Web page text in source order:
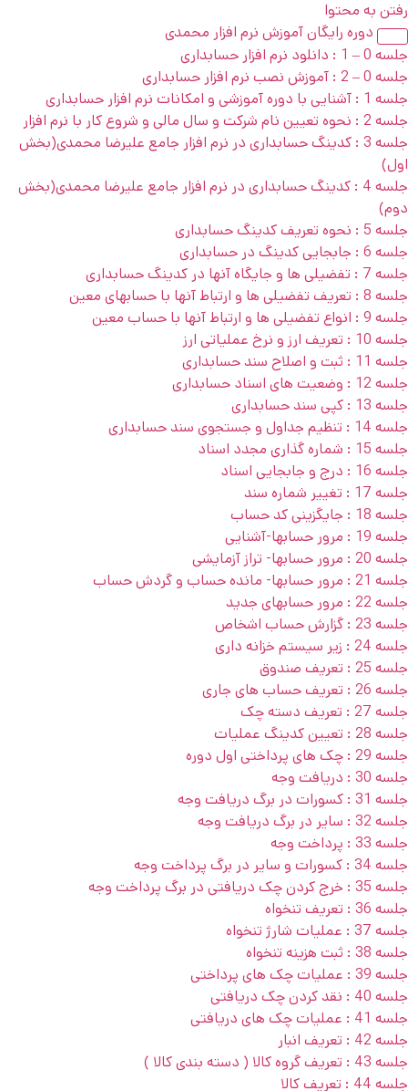
رفتن به محتوا
دوره رایگان آموزش نرم افزار محمدی
جلسه 0 – 1 : دانلود نرم افزار حسابداری
جلسه 0 – 2 : آموزش نصب نرم افزار حسابداری
جلسه 1 : آشنایی با دوره آموزشی و امکانات نرم افزار حسابداری
جلسه 2 : نحوه تعیین نام شرکت و سال مالی و شروع کار با نرم افزار
جلسه 3 : کدینگ حسابداری در نرم افزار جامع علیرضا محمدی(بخش
اول)
جلسه 4 : کدینگ حسابداری در نرم افزار جامع علیرضا محمدی(بخش
دوم)
جلسه 5 : نحوه تعریف کدینگ حسابداری
جلسه 6 : جابجایی کدینگ در حسابداری
جلسه 7 : تفضیلی ها و جایگاه آنها در کدینگ حسابداری
جلسه 8 : تعریف تفضیلی ها و ارتباط آنها با حسابهای معین
جلسه 9 : انواع تفضیلی ها و ارتباط آنها با حساب معین
جلسه 10 : تعریف ارز و نرخ عملیاتی ارز
جلسه 11 : ثبت و اصلاح سند حسابداری
جلسه 12 : وضعیت های اسناد حسابداری
جلسه 13 : کپی سند حسابداری
جلسه 14 : تنظیم جداول و جستجوی سند حسابداری
جلسه 15 : شماره گذاری مجدد اسناد
جلسه 16 : درج و جابجایی اسناد
جلسه 17 : تغییر شماره سند
جلسه 18 : جایگزینی کد حساب
جلسه 19 : مرور حسابها-آشنایی
جلسه 20 : مرور حسابها- تراز آزمایشی
جلسه 21 : مرور حسابها- مانده حساب و گردش حساب
جلسه 22 : مرور حسابهای جدید
جلسه 23 : گزارش حساب اشخاص
جلسه 24 : زیر سیستم خزانه داری
جلسه 25 : تعریف صندوق
جلسه 26 : تعریف حساب های جاری
جلسه 27 : تعریف دسته چک
جلسه 28 : تعیین کدینگ عملیات
جلسه 29 : چک های پرداختی اول دوره
جلسه 30 : دریافت وجه
جلسه 31 : کسورات در برگ دریافت وجه
جلسه 32 : سایر در برگ دریافت وجه
جلسه 33 : پرداخت وجه
جلسه 34 : کسورات و سایر در برگ پرداخت وجه
جلسه 35 : خرج کردن چک دریافتی در برگ پرداخت وجه
جلسه 36 : تعریف تنخواه
جلسه 37 : عملیات شارژ تنخواه
جلسه 38 : ثبت هزینه تنخواه
جلسه 39 : عملیات چک های پرداختی
جلسه 40 : نقد کردن چک دریافتی
جلسه 41 : عملیات چک های دریافتی
جلسه 42 : تعریف انبار
جلسه 43 : تعریف گروه کالا ( دسته بندی کالا )
جلسه 44 : تعریف کالا